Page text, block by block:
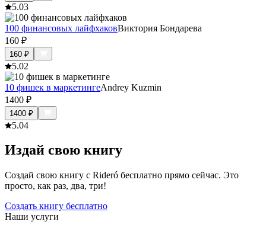
5.03
100 финансовых лайфхаковВиктория Бондарева
160 ₽
160 ₽
5.02
10 фишек в маркетингеAndrey Kuzmin
1400 ₽
1400 ₽
5.04
Издай свою книгу
Создай свою книгу с Rideró бесплатно прямо сейчас. Это
просто, как раз, два, три!
Создать книгу бесплатно
Наши услуги